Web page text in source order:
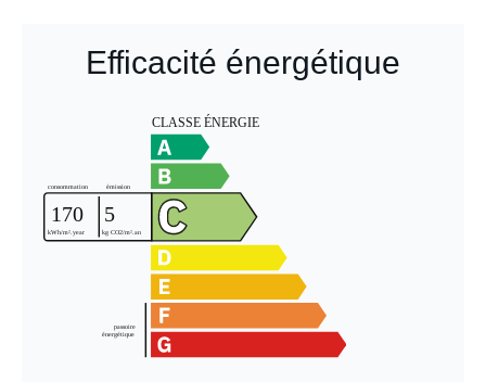
Efficacité énergétique